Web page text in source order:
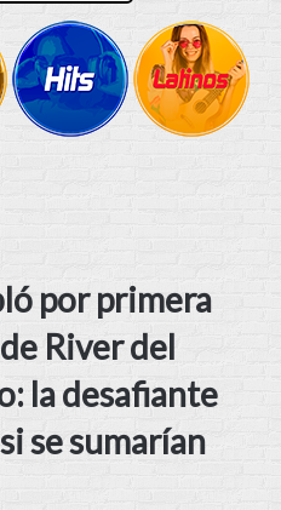
por primera
River del
la desafiante
se sumarían